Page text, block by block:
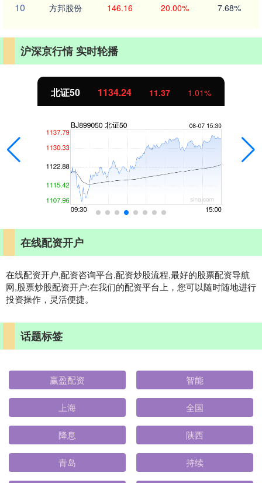
10 方邦股份 146.16 20.00% 7.68%
沪深京行情 实时轮播
北证50 1134.24 11.37 1.01%
在线配资开户
在线配资开户,配资咨询平台,配资炒股流程,最好的股票配资导航
网,股票炒股配资开户:在我们的配资平台上，您可以随时随地进行
投资操作，灵活便捷。
话题标签
赢盈配资 智能
上海 全国
降息 陕西
青岛 持续